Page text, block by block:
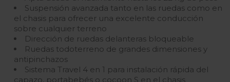
Suspensión avanzada tanto en las ruedas como en
el chasis para ofrecer una excelente conducción
sobre cualquier terreno
Dirección de ruedas delanteras bloqueable
Ruedas todoterreno de grandes dimensiones y
antipinchazos
Sistema Travel 4 en 1 para instalación rápida del
capazo, portabebés o cocoon S en el chasis